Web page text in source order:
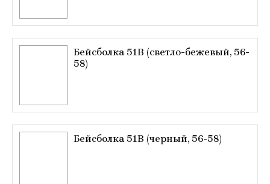
Бейсболка 51B (светло-бежевый, 56-
58)
Бейсболка 51B (черный, 56-58)